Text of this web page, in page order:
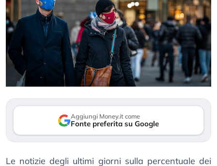
Aggiungi Money.it come
Fonte preferita su Google
Le notizie degli ultimi giorni sulla percentuale dei